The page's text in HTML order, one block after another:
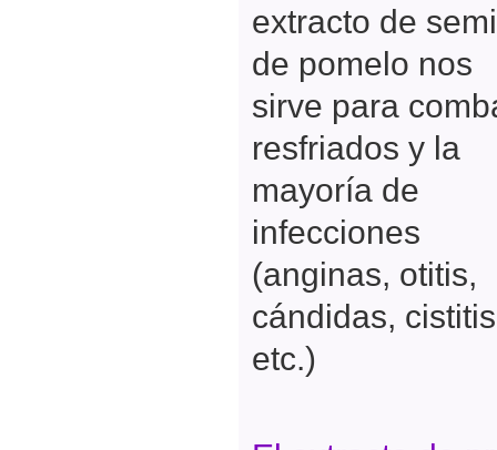
extracto de
de pomelo nos
sirve para
resfriados y la
mayoría de
infecciones
(anginas, otitis,
cándidas,
etc.)